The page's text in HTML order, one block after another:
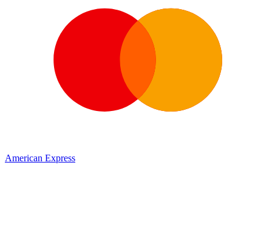
American Express